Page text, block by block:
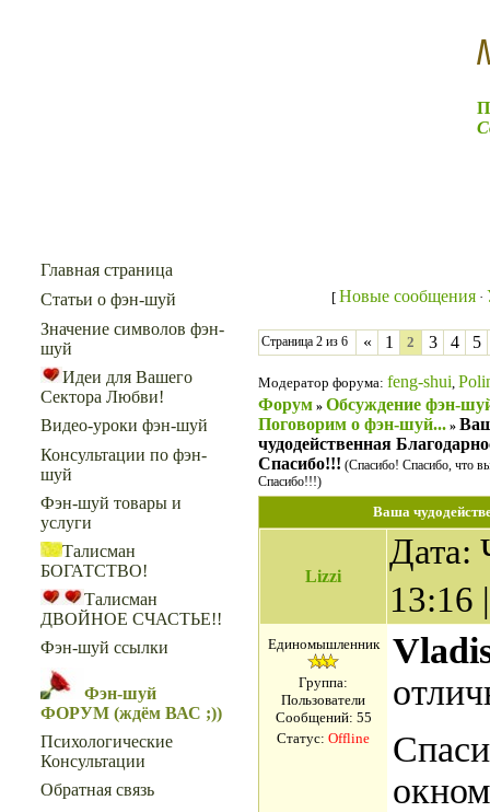
Главная страница
Статьи о фэн-шуй
Значение символов фэн-
шуй
Идеи для Вашего
Сектора Любви!
Видео-уроки фэн-шуй
Консультации по фэн-
шуй
Фэн-шуй товары и
услуги
Талисман
БОГАТСТВО!
Талисман
ДВОЙНОЕ СЧАСТЬЕ!!
Фэн-шуй ссылки
Фэн-шуй
ФОРУМ (ждём ВАС ;))
Психологические
Консультации
Обратная связь
[ Новые сообщения ·
Страница 2 из 6 « 1 2 3 4 5
Модератор форума: feng-shui,
Форум » Обсуждение фэн-
Поговорим о фэн-шуй... »
чудодейственная
Спасибо!!! (Спасибо! Спасибо, что
Спасибо!!!)
Ваша
Lizzi
Дата:
13:16
Единомышленник
Группа:
Пользователи
Сообщений: 55
Статус: Offline